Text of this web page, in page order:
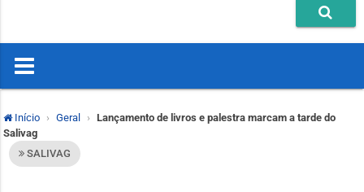
Início Geral
Lançamento de livros e palestra marcam a tarde do
Salivag
SALIVAG